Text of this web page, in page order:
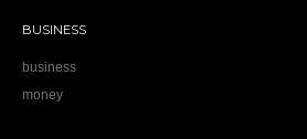
BUSINESS
business
money